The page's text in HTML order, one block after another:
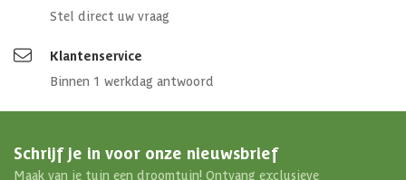
Stel direct uw vraag
Klantenservice
Binnen 1 werkdag antwoord
Schrijf je in voor onze nieuwsbrief
Maak van je tuin een droomtuin! Ontvang exclusieve